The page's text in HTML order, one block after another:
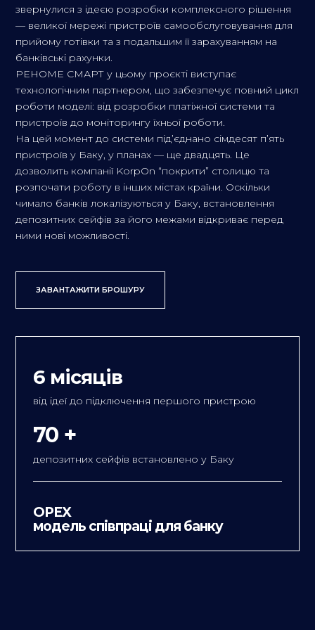
звернулися з ідеєю розробки комплексного рішення
— великої мережі пристроїв самообслуговування для
прийому готівки та з подальшим її зарахуванням на
банківські рахунки.
РЕНОМЕ СМАРТ у цьому проєкті виступає
технологічним партнером, що забезпечує повний цикл
роботи моделі: від розробки платіжної системи та
пристроїв до моніторингу їхньої роботи.
На цей момент до системи під’єднано сімдесят п’ять
пристроїв у Баку, у планах — ще двадцять. Це
дозволить компанії KorpOn “покрити” столицю та
розпочати роботу в інших містах країни. Оскільки
чимало банків локалізуються у Баку, встановлення
депозитних сейфів за його межами відкриває перед
ними нові можливості.
ЗАВАНТАЖИТИ БРОШУРУ
6 місяців
від ідеї до підключення першого пристрою
70 +
депозитних сейфів встановлено у Баку
OPEX
модель співпраці для банку